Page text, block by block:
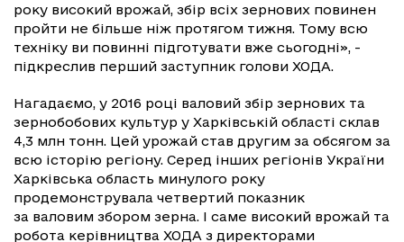
року високий врожай, збір всіх зернових повинен
пройти не більше ніж протягом тижня. Тому всю
техніку ви повинні підготувати вже сьогодні», -
підкреслив перший заступник голови ХОДА.
Нагадаємо, у 2016 році валовий збір зернових та
зернобобових культур у Харківській області склав
4,3 млн тонн. Цей урожай став другим за обсягом за
всю історію регіону. Серед інших регіонів України
Харківська область минулого року
продемонструвала четвертий показник
за валовим збором зерна. І саме високий врожай та
робота керівництва ХОДА з директорами